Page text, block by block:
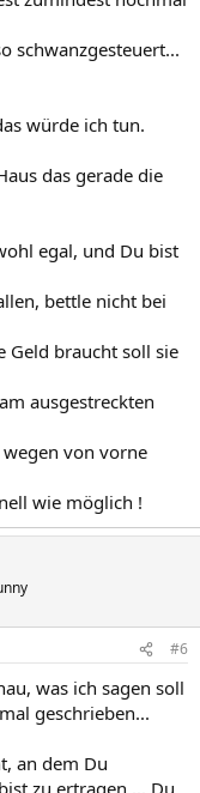
schwanzgesteuert...
würde ich tun.
das gerade die
egal, und Du bist
bettle nicht bei
Geld braucht soll sie
ausgestreckten
von vorne
wie möglich !
#6
was ich sagen soll
geschrieben...
an dem Du
zu ertragen ... Du